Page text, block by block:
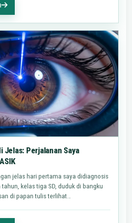
Jelas: Perjalanan Saya
jelas hari pertama saya didiagnosis
kelas tiga SD, duduk di bangku
di papan tulis terlihat…